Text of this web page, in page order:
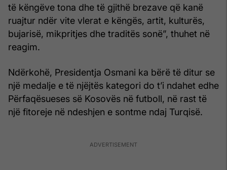
të këngëve tona dhe të gjithë brezave që kanë
ruajtur ndër vite vlerat e këngës, artit, kulturës,
bujarisë, mikpritjes dhe traditës sonë”, thuhet në
reagim.
Ndërkohë, Presidentja Osmani ka bërë të ditur se
një medalje e të njëjtës kategori do t’i ndahet edhe
Përfaqësueses së Kosovës në futboll, në rast të
një fitoreje në ndeshjen e sontme ndaj Turqisë.